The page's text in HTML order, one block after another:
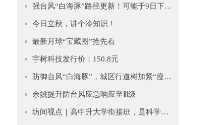
强台风“白海豚”路径更新！可能于9日下午至10日早晨在浙江到福建北部沿海地区登陆！
今日立秋，讲个冷知识！
最新月球“宝藏图”抢先看
宇树科技发行价：150.8元
防御台风“白海豚”，城区行道树加紧“瘦身”排险
余姚提升防台风应急响应至Ⅲ级
坊间视点｜高中升大学衔接班，是科学过渡还是贩卖焦虑？